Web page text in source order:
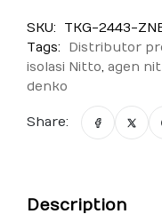
SKU:
TKG-2443-
Tags:
Distributor
isolasi Nitto, agen
denko
Share:
Description